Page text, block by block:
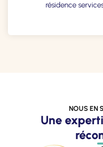
résidence
NOUS EN
Une